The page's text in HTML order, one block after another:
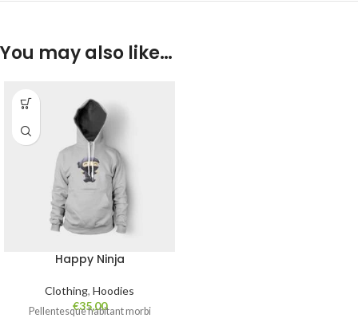
You may also like…
Happy Ninja
Clothing, Hoodies
€35,00
Pellentesque habitant morbi